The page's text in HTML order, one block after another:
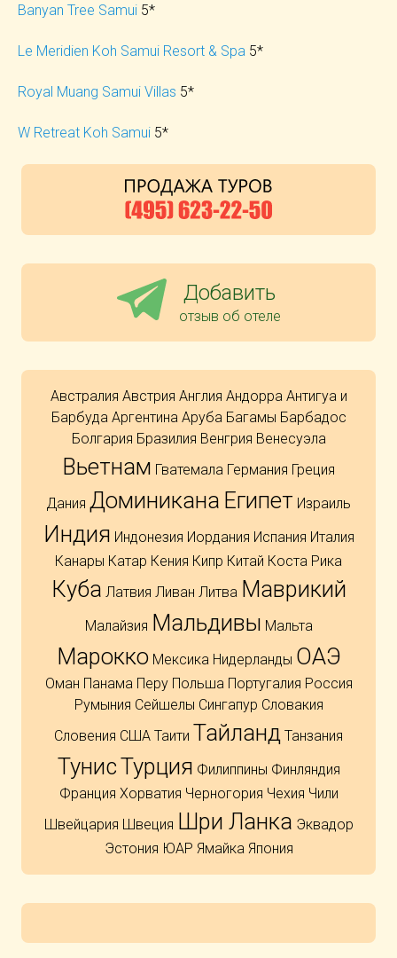
Banyan Tree Samui 5*
Le Meridien Koh Samui Resort & Spa 5*
Royal Muang Samui Villas 5*
W Retreat Koh Samui 5*
Добавить
отзыв об отеле
Австралия Австрия Англия Андорра Антигуа и
Барбуда Аргентина Аруба Багамы Барбадос
Болгария Бразилия Венгрия Венесуэла
Вьетнам Гватемала Германия Греция
Дания Доминикана Египет Израиль
Индия Индонезия Иордания Испания Италия
Канары Катар Кения Кипр Китай Коста Рика
Куба Латвия Ливан Литва Маврикий
Малайзия Мальдивы Мальта
Марокко Мексика Нидерланды ОАЭ
Оман Панама Перу Польша Португалия Россия
Румыния Сейшелы Сингапур Словакия
Словения США Таити Тайланд Танзания
ТунисТурция Филиппины Финляндия
Франция Хорватия Черногория Чехия Чили
Швейцария Швеция Шри Ланка Эквадор
Эстония ЮАР Ямайка Япония